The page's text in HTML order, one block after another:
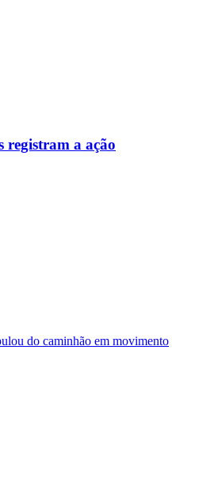
registram a ação
do caminhão em movimento